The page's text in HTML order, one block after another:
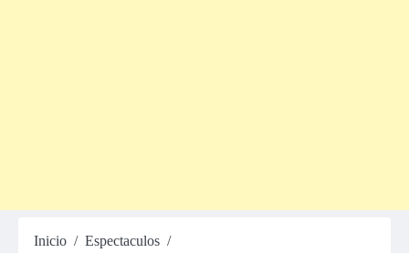
Inicio
Espectaculos